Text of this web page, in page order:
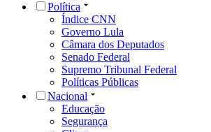
Política
Índice CNN
Governo Lula
Câmara dos Deputados
Senado Federal
Supremo Tribunal Federal
Políticas Públicas
Nacional
Educação
Segurança